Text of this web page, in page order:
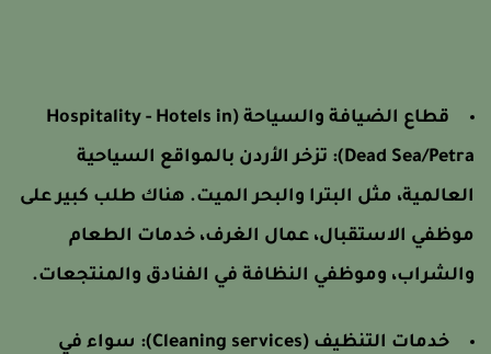
قطاع الضيافة والسياحة (Hospitality - Hotels in
Dead Sea/
تزخر الأردن بالمواقع السياحية
مثل البترا والبحر الميت. هناك طلب كبير على
الاستقبال، عمال الغرف، خدمات الطعام
وموظفي النظافة في الفنادق والمنتجعات.
خدمات التنظيف (Cleaning services):
سواء في